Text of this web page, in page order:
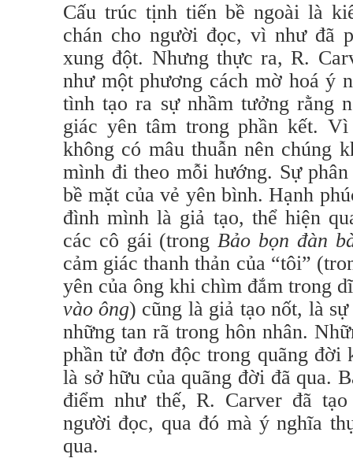
Cấu trúc tịnh tiến bề ngoài là
chán cho người đọc, vì như đã
xung đột. Nhưng thực ra, R.
như một phương cách mờ hoá ý
tình tạo ra sự nhầm tưởng rằng
giác yên tâm trong phần kết.
không có mâu thuẫn nên chúng
mình đi theo mỗi hướng. Sự
bề mặt của vẻ yên bình. Hạnh
đình mình là giả tạo, thể hiện
các cô gái (trong Bảo bọn đàn
cảm giác thanh thản của “tôi”
yên của ông khi chìm đắm trong
vào ông) cũng là giả tạo nốt, là
những tan rã trong hôn nhân.
phần tử đơn độc trong quãng đời
là sở hữu của quãng đời đã qua.
điểm như thế, R. Carver đã
người đọc, qua đó mà ý nghĩa
qua.